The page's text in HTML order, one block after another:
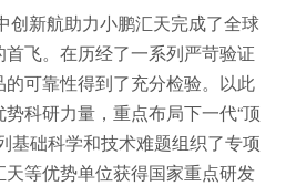
创新航助力小鹏汇天完成了全球
飞。在历经了一系列严苛验证
可靠性得到了充分检验。以此
科研力量，重点布局下一代“顶
基础科学和技术难题组织了专项
等优势单位获得国家重点研发